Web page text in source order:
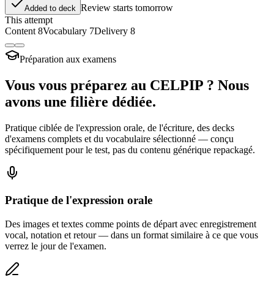
Added to deck Review starts tomorrow
This attempt
Content 8Vocabulary 7Delivery 8
Préparation aux examens
Vous vous préparez au CELPIP ? Nous
avons une filière dédiée.
Pratique ciblée de l'expression orale, de l'écriture, des decks
d'examens complets et du vocabulaire sélectionné — conçu
spécifiquement pour le test, pas du contenu générique repackagé.
Pratique de l'expression orale
Des images et textes comme points de départ avec enregistrement
vocal, notation et retour — dans un format similaire à ce que vous
verrez le jour de l'examen.